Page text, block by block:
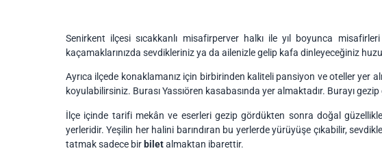
Senirkent ilçesi sıcakkanlı misafirperver halkı ile yıl boyunca
kaçamaklarınızda sevdikleriniz ya da ailenizle gelip kafa dinleyeceğiniz
Ayrıca ilçede konaklamanız için birbirinden kaliteli pansiyon ve oteller yer
koyulabilirsiniz. Burası Yassıören kasabasında yer almaktadır. Burayı
İlçe içinde tarifi mekân ve eserleri gezip gördükten sonra doğal
yerleridir. Yeşilin her halini barındıran bu yerlerde yürüyüşe çıkabilir,
tatmak sadece bir biletalmaktan ibarettir.